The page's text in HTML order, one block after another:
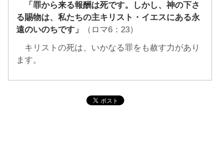
「罪から来る報酬は死です。しかし、神の下さ
る賜物は、私たちの主キリスト・イエスにある永
遠のいのちです」
（ロマ6：23）
キリストの死は、いかなる罪をも赦す力があり
ます。